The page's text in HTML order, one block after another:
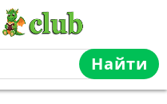
Найти